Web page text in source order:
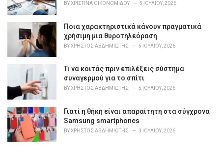
e
BYΧΡΙΣΤΊΝΑ ΟΙΚΟΝΟΜΊΔΟΥ 5 ΙΟΥΛΊΟΥ, 2026
Ποια χαρακτηριστικά κάνουν πραγματικά
χρήσιμη μια θυροτηλεόραση
BYΧΡΉΣΤΟΣ ΑΒΔΗΜΙΏΤΗΣ 5 ΙΟΥΛΊΟΥ, 2026
Τι να κοιτάς πριν επιλέξεις σύστημα
συναγερμού για το σπίτι
BYΧΡΉΣΤΟΣ ΑΒΔΗΜΙΏΤΗΣ 5 ΙΟΥΛΊΟΥ, 2026
Γιατί η θήκη είναι απαραίτητη στα σύγχρονα
Samsung smartphones
BYΧΡΉΣΤΟΣ ΑΒΔΗΜΙΏΤΗΣ 3 ΙΟΥΛΊΟΥ, 2026